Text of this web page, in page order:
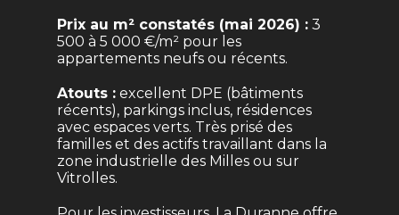
Prix au m² constatés (mai 2026) : 3
500 à 5 000 €/m² pour les
appartements neufs ou récents.
Atouts : excellent DPE (bâtiments
récents), parkings inclus, résidences
avec espaces verts. Très prisé des
familles et des actifs travaillant dans la
zone industrielle des Milles ou sur
Vitrolles.